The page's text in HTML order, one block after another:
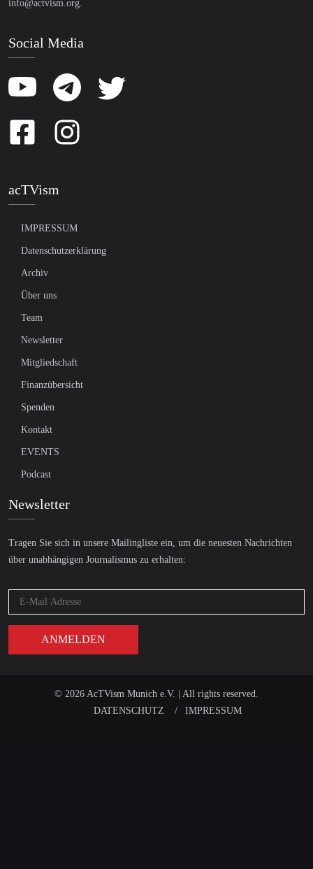
info@actvism.org.
Social Media
acTVism
IMPRESSUM
Datenschutzerklärung
Archiv
Über uns
Team
Newsletter
Mitgliedschaft
Finanzübersicht
Spenden
Kontakt
EVENTS
Podcast
Newsletter
Tragen Sie sich in unsere Mailingliste ein, um die neuesten Nachrichten
über unabhängigen Journalismus zu erhalten:
© 2026 AcTVism Munich e.V. | All rights reserved.
DATENSCHUTZ
IMPRESSUM